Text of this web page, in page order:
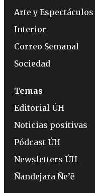
Arte y Espectáculos
Interior
Correo Semanal
Sociedad
Temas
Editorial ÚH
Noticias positivas
Pódcast ÚH
Newsletters ÚH
Ñandejara Ñe’ẽ